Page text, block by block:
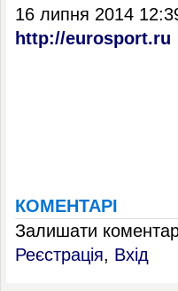
16 липня 2014
http://eurosport.ru
КОМЕНТАРІ
Залишати
Реєстрація, Вхід